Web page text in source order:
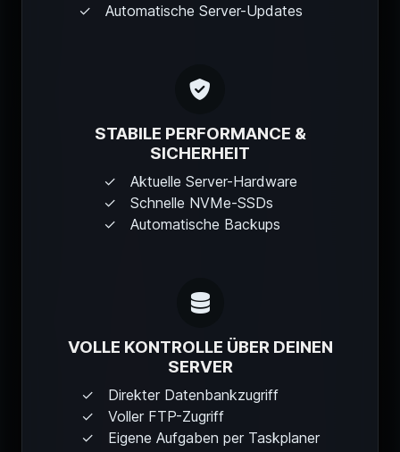
Automatische Server-Updates
STABILE PERFORMANCE &
SICHERHEIT
Aktuelle Server-Hardware
Schnelle NVMe-SSDs
Automatische Backups
VOLLE KONTROLLE ÜBER DEINEN
SERVER
Direkter Datenbankzugriff
Voller FTP-Zugriff
Eigene Aufgaben per Taskplaner